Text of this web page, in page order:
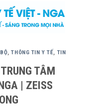
,THÔNG TIN Y TẾ, TIN
TÂM
| ZEISS